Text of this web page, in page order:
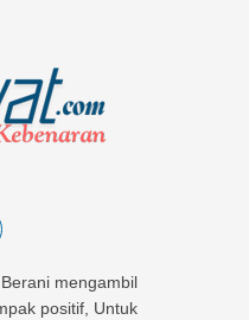
mengambil
positif, Untuk